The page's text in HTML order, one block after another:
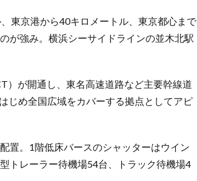
東京港から40キロメートル、東京都心まで
が強み。横浜シーサイドラインの並木北駅
）が開通し、東名高速道路など主要幹線道
じめ全国広域をカバーする拠点としてアピ
置。1階低床バースのシャッターはウイン
トレーラー待機場54台、トラック待機場4